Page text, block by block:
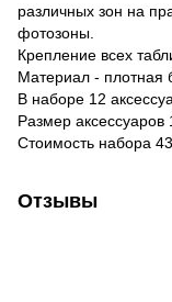
различных зон на
фотозоны.
Крепление всех
Материал - плотная
В наборе 12
Размер аксессуаров
Стоимость набора
Отзывы